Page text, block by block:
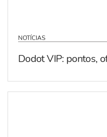
NOTÍCIAS
Dodot VIP: pontos,